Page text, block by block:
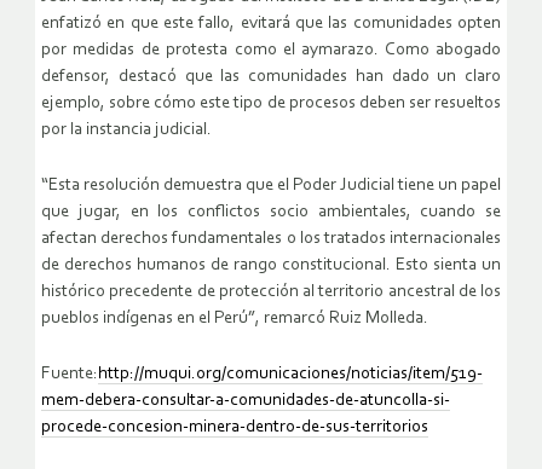
enfatizó en que este fallo, evitará que las comunidades opten
por medidas de protesta como el aymarazo. Como abogado
defensor, destacó que las comunidades han dado un claro
ejemplo, sobre cómo este tipo de procesos deben ser resueltos
por la instancia judicial.
“Esta resolución demuestra que el Poder Judicial tiene un papel
que jugar, en los conflictos socio ambientales, cuando se
afectan derechos fundamentales o los tratados internacionales
de derechos humanos de rango constitucional. Esto sienta un
histórico precedente de protección al territorio ancestral de los
pueblos indígenas en el Perú”, remarcó Ruiz Molleda.
Fuente: http://muqui.org/comunicaciones/noticias/item/519-
mem-debera-consultar-a-comunidades-de-atuncolla-si-
procede-concesion-minera-dentro-de-sus-territorios